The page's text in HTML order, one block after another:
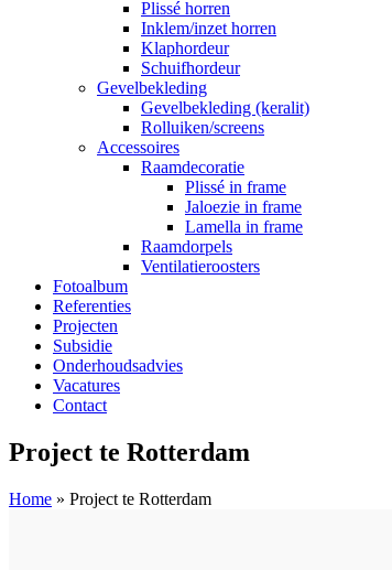
Plissé horren
Inklem/inzet horren
Klaphordeur
Schuifhordeur
Gevelbekleding
Gevelbekleding (keralit)
Rolluiken/screens
Accessoires
Raamdecoratie
Plissé in frame
Jaloezie in frame
Lamella in frame
Raamdorpels
Ventilatieroosters
Fotoalbum
Referenties
Projecten
Subsidie
Onderhoudsadvies
Vacatures
Contact
Project te Rotterdam
Home » Project te Rotterdam